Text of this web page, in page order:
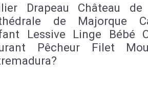
Drapeau Château de
de Majorque
Lessive Linge Bébé
Pêcheur Filet